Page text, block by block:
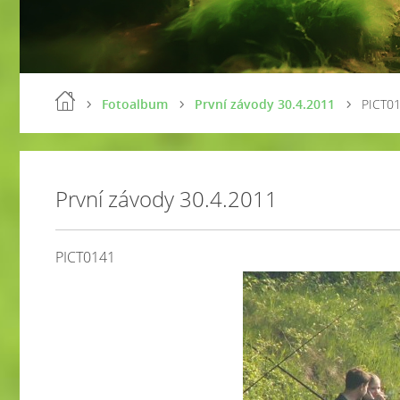
Fotoalbum První závody 30.4.2011
První závody 30.4.2011
PICT0141